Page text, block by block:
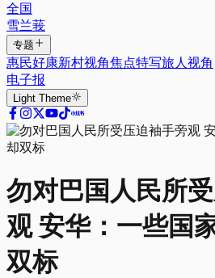
全国
雪兰莪
专题
惠民好康新村视角焦点特写旅人视角
电子报
Light Theme
勿对巴国人民所
观 安华：一些国
双标